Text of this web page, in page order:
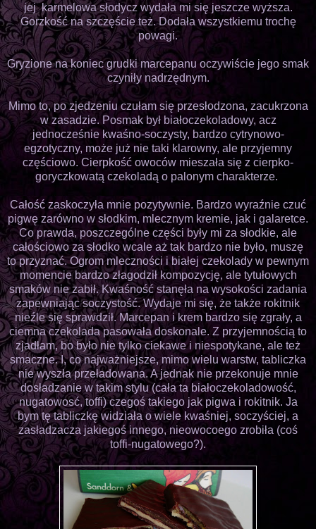
jej karmelowa słodycz wydała mi się jeszcze wyższa.
Gorzkość na szczęście też. Dodała wszystkiemu trochę
powagi.
Gryzione na koniec grudki marcepanu oczywiście jego smak
czyniły nadrzędnym.
Mimo to, po zjedzeniu czułam się przesłodzona, zacukrzona
w zasadzie. Posmak był białoczekoladowy, acz
jednocześnie kwaśno-soczysty, bardzo cytrynowo-
egzotyczny, może już nie taki klarowny, ale przyjemny
częściowo. Cierpkość owoców mieszała się z cierpko-
goryczkowatą czekoladą o palonym charakterze.
Całość zaskoczyła mnie pozytywnie. Bardzo wyraźnie czuć
pigwę zarówno w słodkim, mlecznym kremie, jak i galaretce.
Co prawda, poszczególne części były mi za słodkie, ale
całościowo za słodko wcale aż tak bardzo nie było, muszę
to przyznać. Ogrom mleczności i białej czekolady w pewnym
momencie bardzo złagodził kompozycję, ale tytułowych
smaków nie zabił. Kwaśność stanęła na wysokości zadania
zapewniając soczystość. Wydaje mi się, że także rokitnik
nieźle się sprawdził. Marcepan i krem bardzo się zgrały, a
ciemna czekolada pasowała doskonale. Z przyjemnością to
zjadłam, bo było nie tylko ciekawe i niespotykane, ale też
smaczne. I, co najważniejsze, mimo wielu warstw, tabliczka
nie wyszła przeładowana. A jednak nie przekonuje mnie
dosładzanie w takim stylu (cała ta białoczekoladowość,
nugatowosć, toffi) czegoś takiego jak pigwa i rokitnik. Ja
bym tę tabliczkę widziała o wiele kwaśniej, soczyściej, a
zasładzacza jakiegoś innego, nieowocoego zrobiła (coś
toffi-nugatowego?).